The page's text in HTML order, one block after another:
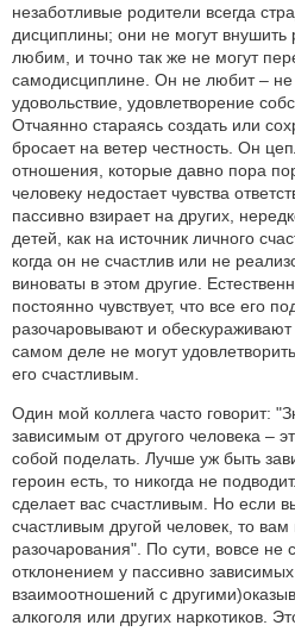
незаботливые родители всегда
дисциплины; они не могут внушить
любим, и точно так же не могут
самодисциплине. Он не любит – не
удовольствие, удовлетворение
Отчаянно стараясь создать или
бросает на ветер честность. Он
отношения, которые давно пора
человеку недостает чувства
пассивно взирает на других,
детей, как на источник личного
когда он не счастлив или не
виноваты в этом другие.
постоянно чувствует, что все его
разочаровывают и
самом деле не могут
его счастливым.
Один мой коллега часто говорит:
зависимым от другого человека –
собой поделать. Лучше уж быть
героин есть, то никогда не
сделает вас счастливым. Но если
счастливым другой человек, то
разочарования". По сути, вовсе не
отклонением у пассивно
взаимоотношений с
алкоголя или других наркотиков.